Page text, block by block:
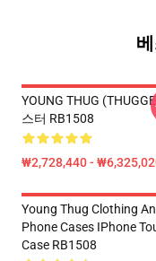
YOUNG THUG
스터 RB1508
₩2,728,440 -
Young Thug Clothing
Phone Cases IPhone
Case RB1508